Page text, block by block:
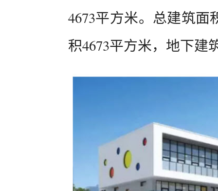
4673平方米。总建筑面
积4673平方米，地下建